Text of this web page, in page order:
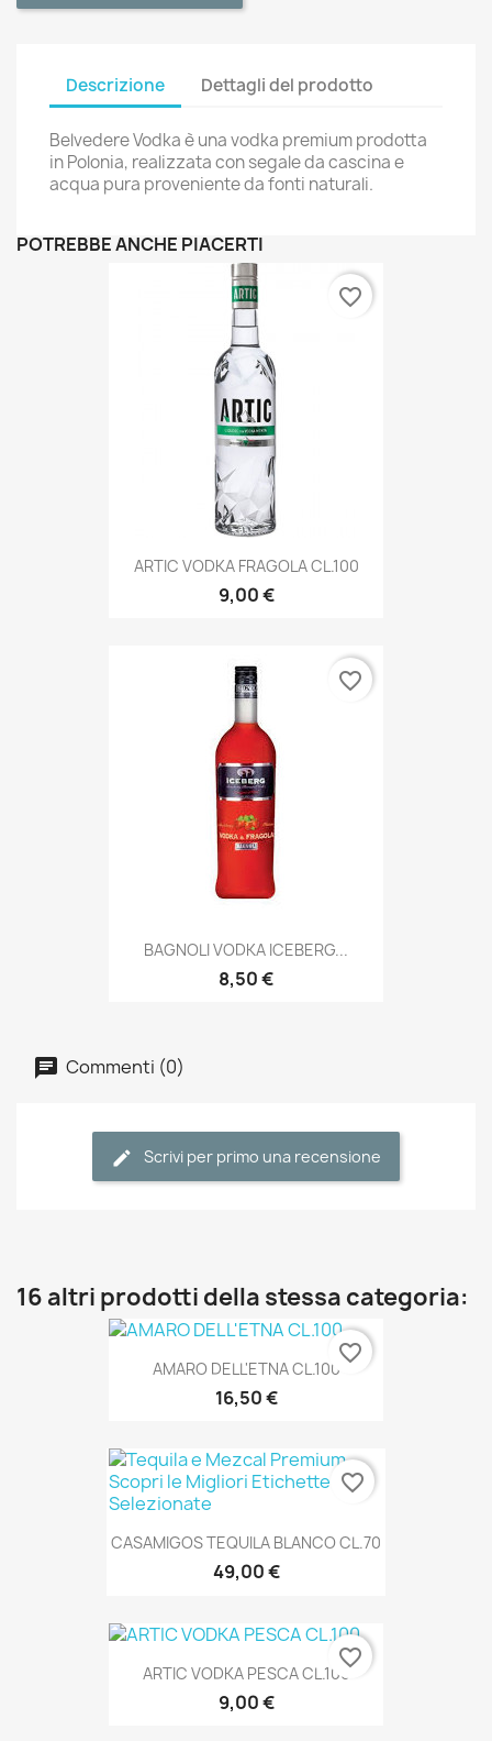
Descrizione Dettagli del prodotto
Belvedere Vodka è una vodka premium prodotta
in Polonia, realizzata con segale da cascina e
acqua pura proveniente da fonti naturali.
POTREBBE ANCHE PIACERTI
ARTIC VODKA FRAGOLA CL.100
9,00 €
favorite_border
BAGNOLI VODKA ICEBERG...
8,50 €
favorite_border
Commenti (0)
Scrivi per primo una recensione
16 altri prodotti della stessa categoria:
AMARO DELL'ETNA CL.100
16,50 €
favorite_border
CASAMIGOS TEQUILA BLANCO CL.70
49,00 €
favorite_border
ARTIC VODKA PESCA CL.100
9,00 €
favorite_border